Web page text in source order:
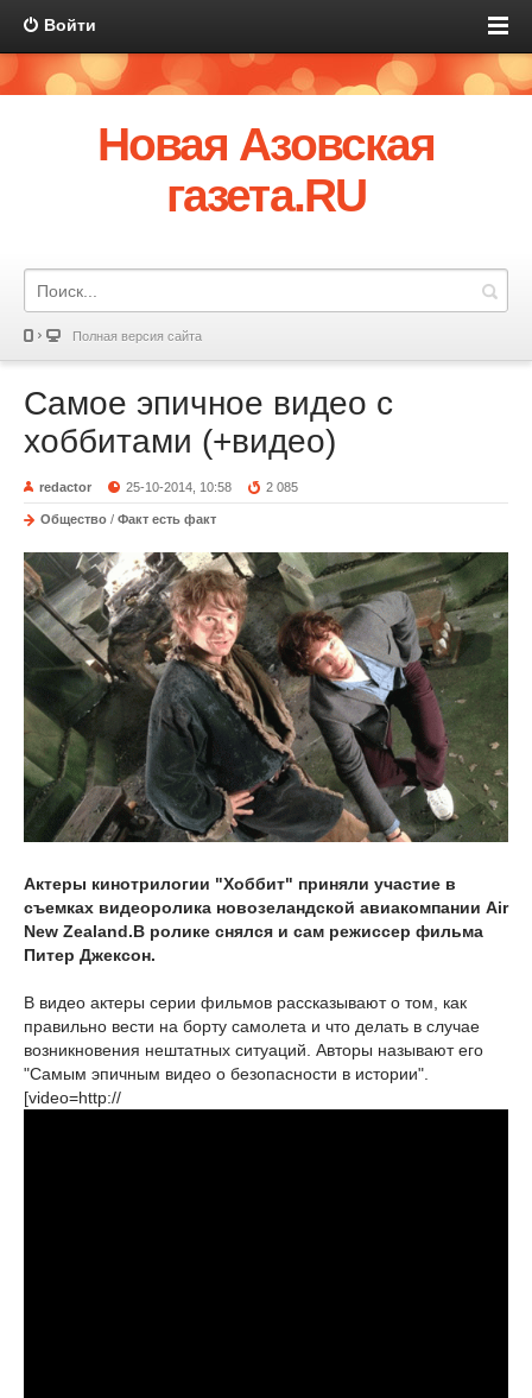
Войти
Новая Азовская
газета.RU
Полная версия сайта
Самое эпичное видео с
хоббитами (+видео)
redactor 25-10-2014, 10:58 2 085
Общество / Факт есть факт
Актеры кинотрилогии "Хоббит" приняли участие в
съемках видеоролика новозеландской авиакомпании Air
New Zealand.В ролике снялся и сам режиссер фильма
Питер Джексон.
В видео актеры серии фильмов рассказывают о том, как
правильно вести на борту самолета и что делать в случае
возникновения нештатных ситуаций. Авторы называют его
"Самым эпичным видео о безопасности в истории".
[video=http://